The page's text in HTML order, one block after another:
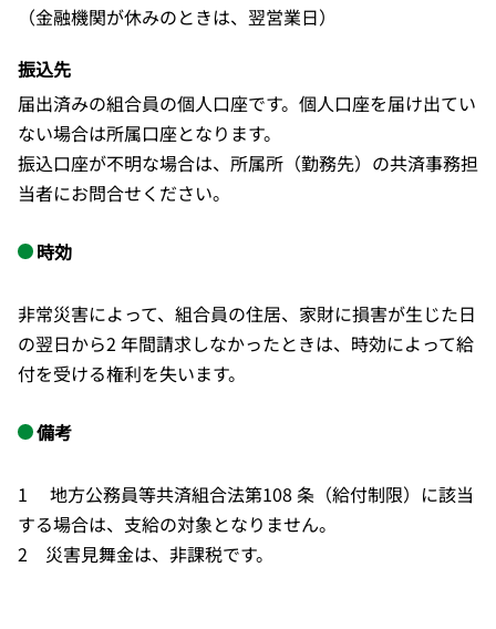
（金融機関が休みのときは、翌営業日）
振込先
届出済みの組合員の個人口座です。個人口座を届け出てい
ない場合は所属口座となります。
振込口座が不明な場合は、所属所（勤務先）の共済事務担
当者にお問合せください。
時効
非常災害によって、組合員の住居、家財に損害が生じた日
の翌日から2 年間請求しなかったときは、時効によって給
付を受ける権利を失います。
備考
1 地方公務員等共済組合法第108 条（給付制限）に該当
する場合は、支給の対象となりません。
2 災害見舞金は、非課税です。